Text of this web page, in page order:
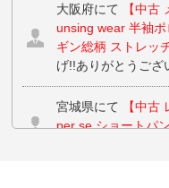
大阪府にて
【中古
unsing wear 半袖
ギン総柄 ストレッ
げ!!ありがとうござ
宮城県にて
【中古
per se ショートパ